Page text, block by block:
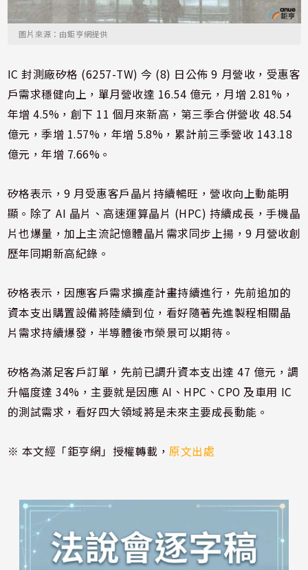
圖片來源：由鉅亨網提供
IC 封測廠矽格 (6257-TW) 今 (8) 日公佈 9 月營收，受惠客
戶需求穩健向上，單月營收達 16.54 億元，月增 2.81%，
年增 4.5%，創下 11 個月來新高，第三季合併營收 48.54
億元，季增 1.57%，年增 5.8%，累計前三季營收 143.18
億元，年增 7.66%。
矽格表示，9 月受惠客戶晶片持續暢旺，營收向上動能明
顯。除了 AI 晶片、高速運算晶片 (HPC) 持續成長，手機晶
片也爆量，加上主流記憶體晶片需求同步上揚，9 月營收創
歷年同期新高紀錄。
矽格表示，因應客戶需求擴產計畫持續進行，先前追加的
資本支出購置設備將陸續到位，看好隨著先進製程相關晶
片需求持續爆發，半導體後市榮景可以期待。
矽格為滿足客戶訂單，先前已調升資本支出達 47 億元，調
升幅度達 34%，主要就是因應 AI、HPC、CPO 及車用 IC
的測試需求，看好四大領域將是未來主要成長動能。
※ 本文經「鉅亨網」授權轉載，原文出處